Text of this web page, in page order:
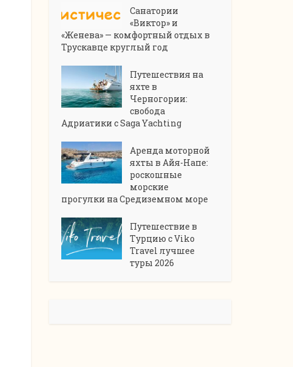
Санатории
«Виктор» и
«Женева» — комфортный отдых в
Трускавце круглый год
Путешествия на
яхте в
Черногории:
свобода
Адриатики с Saga Yachting
Аренда моторной
яхты в Айя-Напе:
роскошные
морские
прогулки на Средиземном море
Путешествие в
Турцию с Viko
Travel лучшее
туры 2026